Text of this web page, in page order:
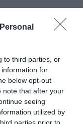
to third parties, or
for
below opt-out
note that after your
seeing
utilized by
parties prior to
η βασίλισσα»,
της.
στο πλήθος